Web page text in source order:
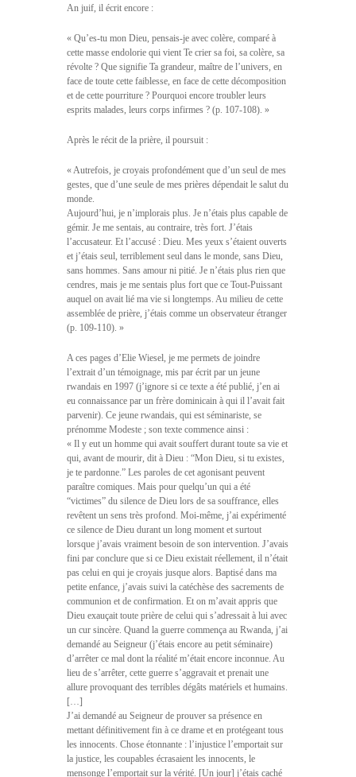
An juif, il écrit encore :
« Qu’es-tu mon Dieu, pensais-je avec colère, comparé à
cette masse endolorie qui vient Te crier sa foi, sa colère, sa
révolte ? Que signifie Ta grandeur, maître de l’univers, en
face de toute cette faiblesse, en face de cette décomposition
et de cette pourriture ? Pourquoi encore troubler leurs
esprits malades, leurs corps infirmes ? (p. 107-108). »
Après le récit de la prière, il poursuit :
« Autrefois, je croyais profondément que d’un seul de mes
gestes, que d’une seule de mes prières dépendait le salut du
monde.
Aujourd’hui, je n’implorais plus. Je n’étais plus capable de
gémir. Je me sentais, au contraire, très fort. J’étais
l’accusateur. Et l’accusé : Dieu. Mes yeux s’étaient ouverts
et j’étais seul, terriblement seul dans le monde, sans Dieu,
sans hommes. Sans amour ni pitié. Je n’étais plus rien que
cendres, mais je me sentais plus fort que ce Tout-Puissant
auquel on avait lié ma vie si longtemps. Au milieu de cette
assemblée de prière, j’étais comme un observateur étranger
(p. 109-110). »
A ces pages d’Elie Wiesel, je me permets de joindre
l’extrait d’un témoignage, mis par écrit par un jeune
rwandais en 1997 (j’ignore si ce texte a été publié, j’en ai
eu connaissance par un frère dominicain à qui il l’avait fait
parvenir). Ce jeune rwandais, qui est séminariste, se
prénomme Modeste ; son texte commence ainsi :
« Il y eut un homme qui avait souffert durant toute sa vie et
qui, avant de mourir, dit à Dieu : “Mon Dieu, si tu existes,
je te pardonne.” Les paroles de cet agonisant peuvent
paraître comiques. Mais pour quelqu’un qui a été
“victimes” du silence de Dieu lors de sa souffrance, elles
revêtent un sens très profond. Moi-même, j’ai expérimenté
ce silence de Dieu durant un long moment et surtout
lorsque j’avais vraiment besoin de son intervention. J’avais
fini par conclure que si ce Dieu existait réellement, il n’était
pas celui en qui je croyais jusque alors. Baptisé dans ma
petite enfance, j’avais suivi la catéchèse des sacrements de
communion et de confirmation. Et on m’avait appris que
Dieu exauçait toute prière de celui qui s’adressait à lui avec
un cur sincère. Quand la guerre commença au Rwanda, j’ai
demandé au Seigneur (j’étais encore au petit séminaire)
d’arrêter ce mal dont la réalité m’était encore inconnue. Au
lieu de s’arrêter, cette guerre s’aggravait et prenait une
allure provoquant des terribles dégâts matériels et humains.
[…]
J’ai demandé au Seigneur de prouver sa présence en
mettant définitivement fin à ce drame et en protégeant tous
les innocents. Chose étonnante : l’injustice l’emportait sur
la justice, les coupables écrasaient les innocents, le
mensonge l’emportait sur la vérité. [Un jour] j’étais caché